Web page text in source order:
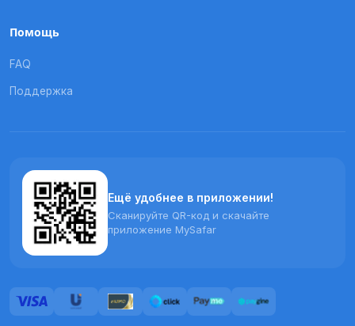
Помощь
FAQ
Поддержка
Ещё удобнее в приложении!
Сканируйте QR-код и скачайте
приложение MySafar